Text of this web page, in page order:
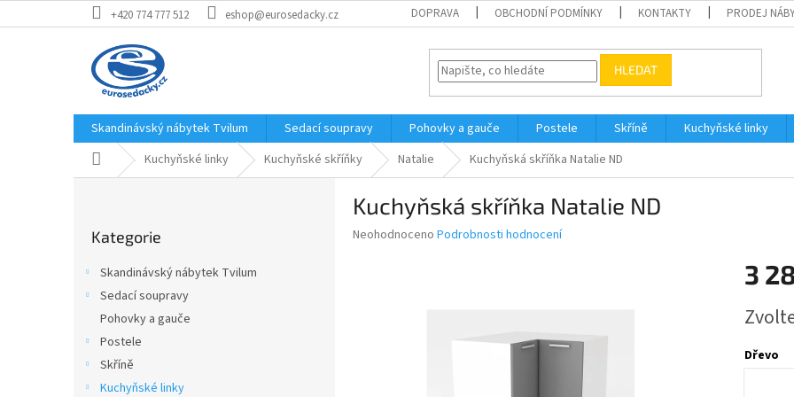
na
+420 774 777 512 eshop@eurosedacky.cz DOPRAVA OBCHODNÍ PODMÍNKY KONTAKTY PRODEJ
HLEDAT
Skandinávský nábytek Tvilum Sedací soupravy Pohovky a gauče Postele Skříně Kuchyňské linky
Domů Kuchyňské linky Kuchyňské skříňky Natalie Kuchyňská skříňka Natalie ND
kategorie
Kategorie
Skandinávský nábytek Tvilum
Sedací soupravy
Pohovky a gauče
Postele
Skříně
Kuchyňské linky
Kuchyňská skříňka Natalie ND
Průměrné
Neohodnoceno Podrobnosti hodnocení
3
cena:
Dřevo